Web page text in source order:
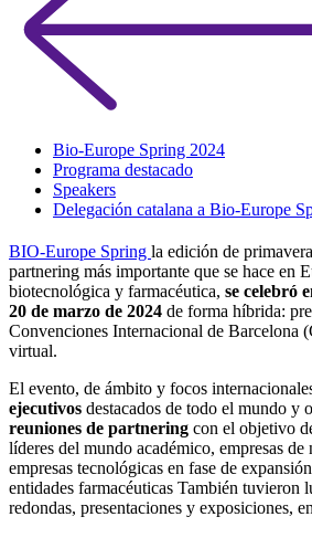
Bio-Europe Spring 2024
Programa destacado
Speakers
Delegación catalana a Bio-Europe
BIO-Europe Spring la edición de
partnering más importante que se hace en
biotecnológica y farmacéutica, se celebró
20 de marzo de 2024 de forma híbrida:
Convenciones Internacional de Barcelona
virtual.
El evento, de ámbito y focos
ejecutivos destacados de todo el mundo y
reuniones de partnering con el objetivo
líderes del mundo académico, empresas de
empresas tecnológicas en fase de
entidades farmacéuticas También tuvieron
redondas, presentaciones y exposiciones,